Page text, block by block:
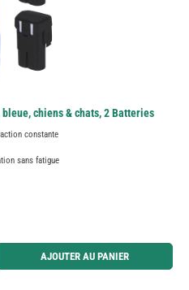
chiens & chats, 2 Batteries
constante
sans fatigue
ou utilisez les boutons pour augmenter ou
AJOUTER AU PANIER